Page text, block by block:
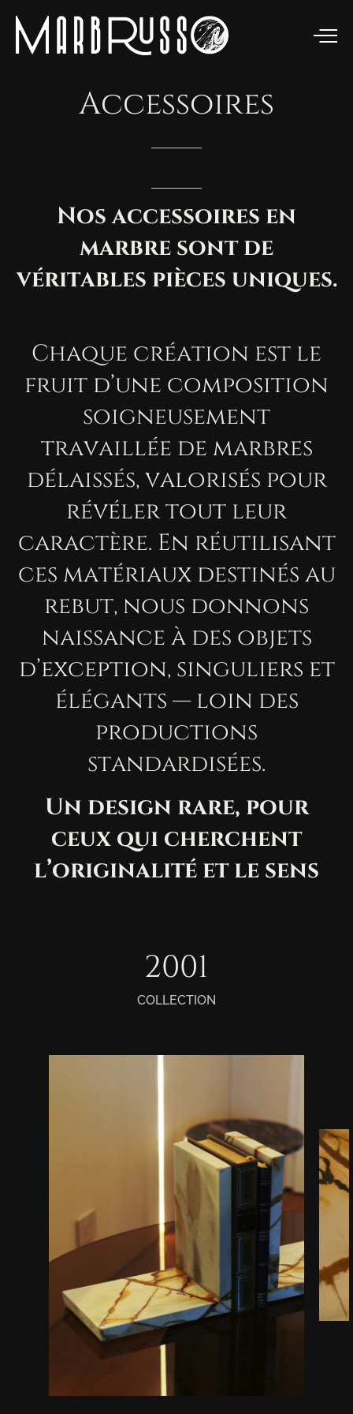
Accessoires
Nos accessoires en
marbre sont de
véritables pièces uniques.
Chaque création est le
fruit d’une composition
soigneusement
travaillée de marbres
délaissés, valorisés pour
révéler tout leur
caractère. En réutilisant
ces matériaux destinés au
rebut, nous donnons
naissance à des objets
d’exception, singuliers et
élégants — loin des
productions
standardisées.
Un design rare, pour
ceux qui cherchent
l’originalité et le sens
2015
COLLECTION